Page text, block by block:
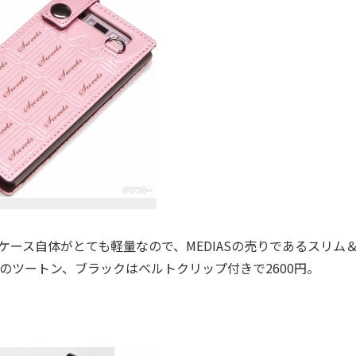
ス自体がとても軽量なので、MEDIASの売りであるスリム
ートン、ブラックはベルトクリップ付きで2600円。